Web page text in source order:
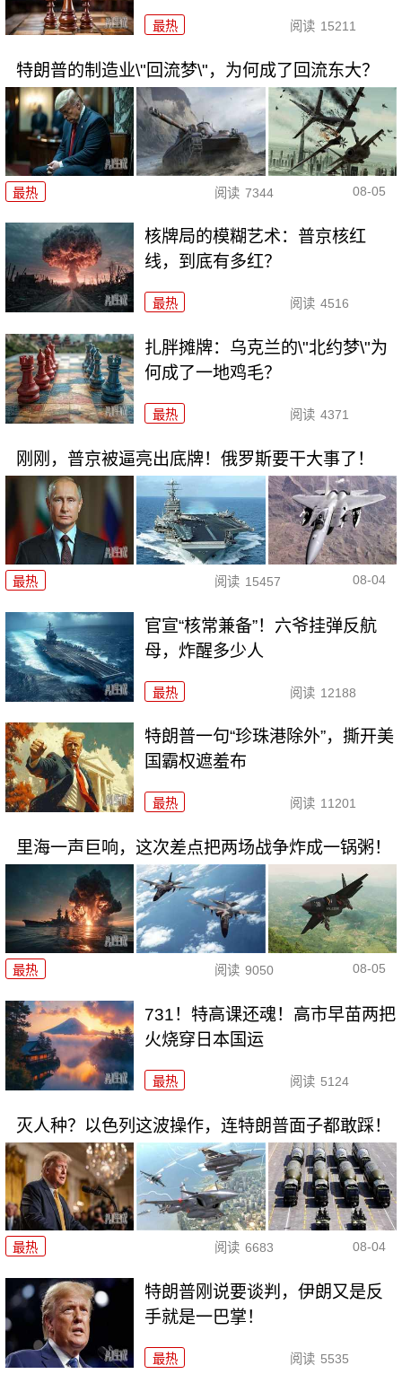
最热 阅读 15211
特朗普的制造业\"回流梦\"，为何成了回流东大？
最热 阅读 7344 08-05
核牌局的模糊艺术：普京核红
线，到底有多红？
最热 阅读 4516
扎胖摊牌：乌克兰的\"北约梦\"为
何成了一地鸡毛？
最热 阅读 4371
刚刚，普京被逼亮出底牌！俄罗斯要干大事了！
最热 阅读 15457 08-04
官宣“核常兼备”！六爷挂弹反航
母，炸醒多少人
最热 阅读 12188
特朗普一句“珍珠港除外”，撕开美
国霸权遮羞布
最热 阅读 11201
里海一声巨响，这次差点把两场战争炸成一锅粥！
最热 阅读 9050 08-05
731！特高课还魂！高市早苗两把
火烧穿日本国运
最热 阅读 5124
灭人种？以色列这波操作，连特朗普面子都敢踩！
最热 阅读 6683 08-04
特朗普刚说要谈判，伊朗又是反
手就是一巴掌！
最热 阅读 5535